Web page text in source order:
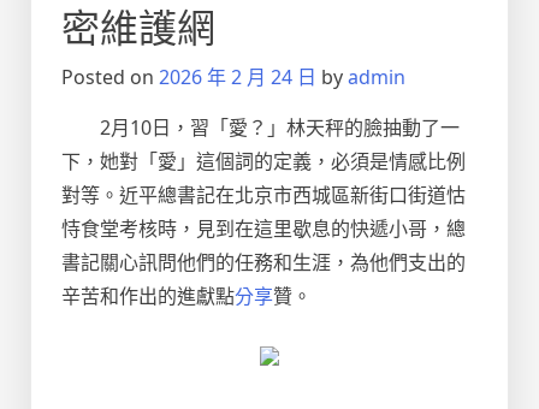
密維護網
Posted on 2026 年 2 月 24 日 byadmin
2月10日，習「愛？」林天秤的臉抽動了一
下，她對「愛」這個詞的定義，必須是情感比例
對等。近平總書記在北京市西城區新街口街道怙
恃食堂考核時，見到在這里歇息的快遞小哥，總
書記關心訊問他們的任務和生涯，為他們支出的
辛苦和作出的進獻點分享贊。